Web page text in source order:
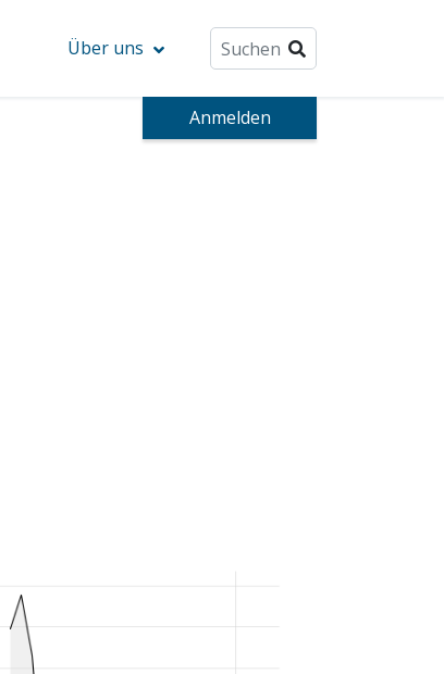
Über uns
Anmelden